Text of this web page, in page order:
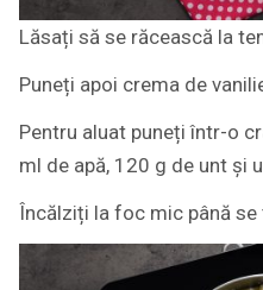
Lăsați să se răcească la
Puneți apoi crema de
Pentru aluat puneți într-o
ml de apă, 120 g de unt și
Încălziți la foc mic până